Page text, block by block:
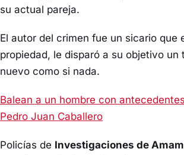
su actual pareja.
El autor del crimen fue un sicario que
propiedad, le disparó a su objetivo un
nuevo como si nada.
Balean a un hombre con
Pedro Juan Caballero
Policías de Investigaciones de